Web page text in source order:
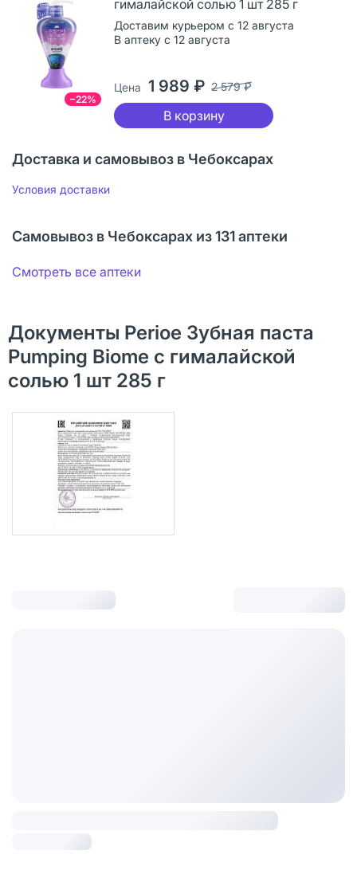
−22%
гималайской солью 1 шт 285 г
Доставим курьером с 12 августа
В аптеку с 12 августа
Цена 1 989 ₽ 2 579 ₽
В корзину
Доставка и самовывоз в Чебоксарах
Условия доставки
Самовывоз в Чебоксарах из 131 аптеки
Смотреть все аптеки
Документы Perioe Зубная паста
Pumping Biome с гималайской
солью 1 шт 285 г